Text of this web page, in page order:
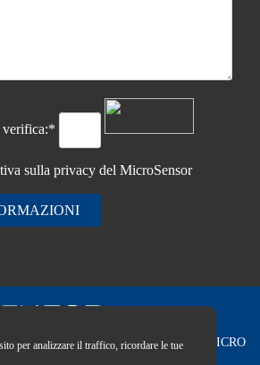
verifica:*
sullaprivacy del MicroSensor
Copyright © 2026 MICRO
per analizzare il traffico, ricordare le tue